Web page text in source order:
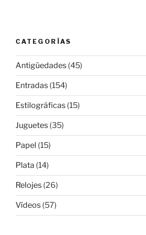
CATEGORÍAS
Antigüedades (45)
Entradas (154)
Estilográficas (15)
Juguetes (35)
Papel (15)
Plata (14)
Relojes (26)
Vídeos (57)